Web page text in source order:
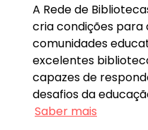
A Rede de
cria condições para
comunidades
excelentes
capazes de
desafios da
Saber mais